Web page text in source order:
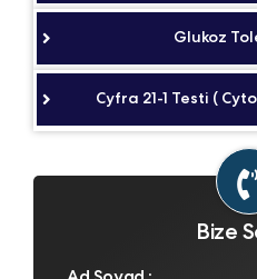
Glukoz
Cyfra 21-1 Testi (
Bize